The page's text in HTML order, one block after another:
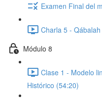
Examen Final del
Charla 5 -
Módulo 8
Clase 1 - Modelo
Histórico (54:20)